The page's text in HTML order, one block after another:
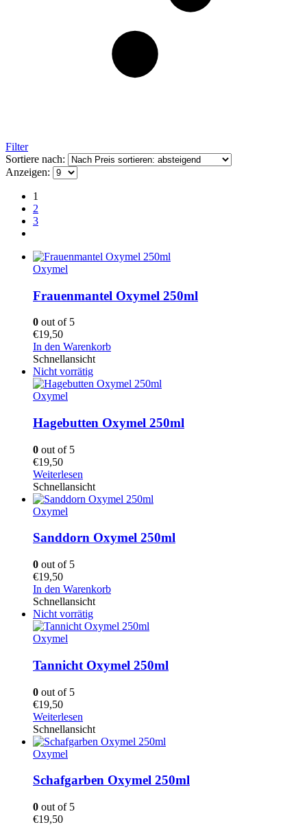
Filter
Sortiere nach:
Anzeigen:
1
2
3
Oxymel
Frauenmantel Oxymel 250ml
0 out of 5
€19,50
In den Warenkorb
Schnellansicht
Nicht vorrätig
Oxymel
Hagebutten Oxymel 250ml
0 out of 5
€19,50
Weiterlesen
Schnellansicht
Oxymel
Sanddorn Oxymel 250ml
0 out of 5
€19,50
In den Warenkorb
Schnellansicht
Nicht vorrätig
Oxymel
Tannicht Oxymel 250ml
0 out of 5
€19,50
Weiterlesen
Schnellansicht
Oxymel
Schafgarben Oxymel 250ml
0 out of 5
€19,50